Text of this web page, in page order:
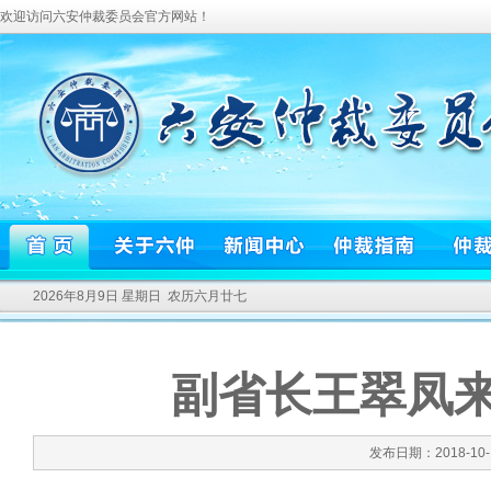
欢迎访问六安仲裁委员会官方网站！
2026年8月9日 星期日 农历六月廿七
副省长王翠凤
发布日期：2018-